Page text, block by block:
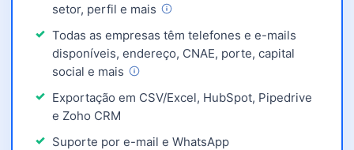
setor, perfil e mais
Todas as empresas têm telefones e e-mails
disponíveis, endereço, CNAE, porte, capital
social e mais
Exportação em CSV/Excel, HubSpot, Pipedrive
e Zoho CRM
Suporte por e-mail e WhatsApp